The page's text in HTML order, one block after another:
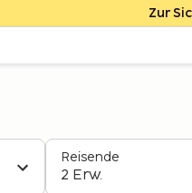
Zur
Reisende
2 Erw.